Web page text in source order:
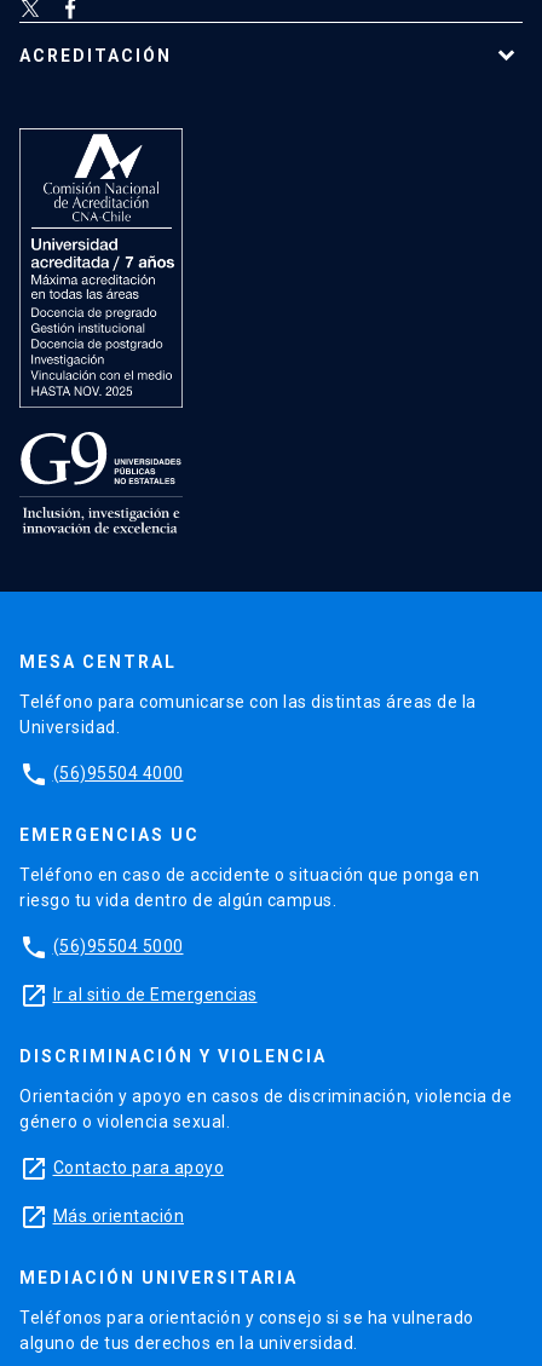
ACREDITACIÓN
MESA CENTRAL
Teléfono para comunicarse con las distintas áreas de la
Universidad.
phone (56)95504 4000
EMERGENCIAS UC
Teléfono en caso de accidente o situación que ponga en
riesgo tu vida dentro de algún campus.
phone (56)95504 5000
launch Ir al sitio de Emergencias
DISCRIMINACIÓN Y VIOLENCIA
Orientación y apoyo en casos de discriminación, violencia de
género o violencia sexual.
launch Contacto para apoyo
launch Más orientación
MEDIACIÓN UNIVERSITARIA
Teléfonos para orientación y consejo si se ha vulnerado
alguno de tus derechos en la universidad.